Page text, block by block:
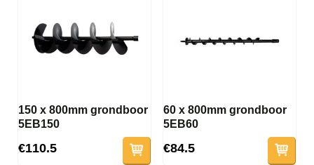
150 x 800mm grondboor
5EB150
€110.5
60 x 800mm grondboor
5EB60
€84.5